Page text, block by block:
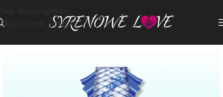
Skip to main content